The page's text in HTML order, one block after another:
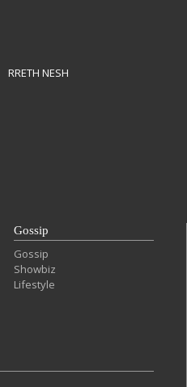
RRETH NESH
Gossip
Gossip
Showbiz
Lifestyle